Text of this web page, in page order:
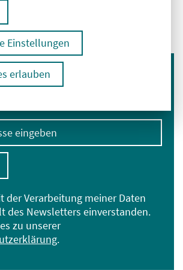
Einstellungen
erlauben
bleiben
der Verarbeitung meiner Daten
des Newsletters einverstanden.
zu unserer
.